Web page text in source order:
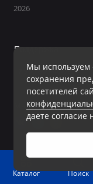
Каталог Поиск
Мы используем
сохранения
посетителей
даете согласие
2026
Поддержка
+7 950 800-40-09
Ежедневно с 8:00
Мы в сети